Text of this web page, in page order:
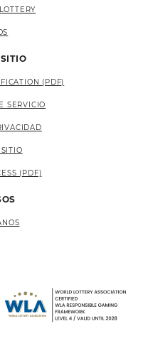
(PDF)
SERVICIO
(PDF)